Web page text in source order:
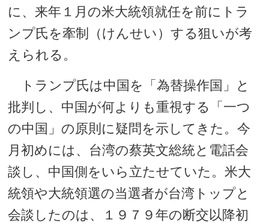
に、来年１月の米大統領就任を前にトラ
ンプ氏を牽制（けんせい）する狙いが考
えられる。
トランプ氏は中国を「為替操作国」と
批判し、中国が何よりも重視する「一つ
の中国」の原則に疑問を示してきた。今
月初めには、台湾の蔡英文総統と電話会
談し、中国側をいら立たせていた。米大
統領や大統領選の当選者が台湾トップと
会談したのは、１９７９年の断交以降初